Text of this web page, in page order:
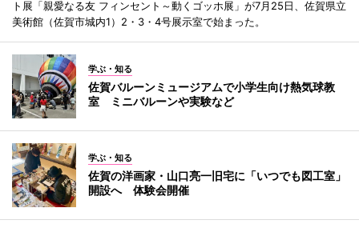
ト展「親愛なる友 フィンセント～動くゴッホ展」が7月25日、佐賀県立
美術館（佐賀市城内1）2・3・4号展示室で始まった。
学ぶ・知る
佐賀バルーンミュージアムで小学生向け熱気球教
室 ミニバルーンや実験など
学ぶ・知る
佐賀の洋画家・山口亮一旧宅に「いつでも図工室」
開設へ 体験会開催